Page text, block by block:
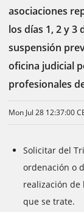
asociaciones
los días 1, 2 y 3
suspensión
oficina judicial
profesionales
Mon Jul 28 12:37:00
Solicitar del
ordenación o
realización de
que se trate.